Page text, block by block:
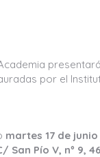
por el
martes 17 de
San Pío V, nº 9,